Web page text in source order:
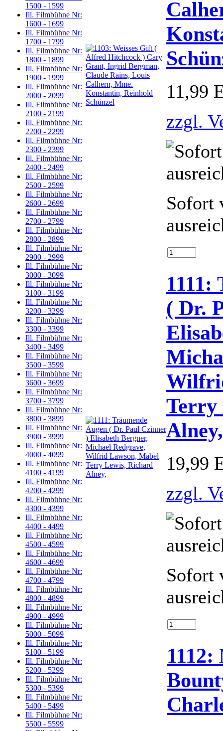
1500 - 1599
Ill. Filmbühne Nr:
1600 - 1699
Ill. Filmbühne Nr:
1700 - 1799
Ill. Filmbühne Nr:
1800 - 1899
Ill. Filmbühne Nr:
1900 - 1999
Ill. Filmbühne Nr:
2000 - 2099
Ill. Filmbühne Nr:
2100 - 2199
Ill. Filmbühne Nr:
2200 - 2299
Ill. Filmbühne Nr:
2300 - 2399
Ill. Filmbühne Nr:
2400 - 2499
Ill. Filmbühne Nr:
2500 - 2599
Ill. Filmbühne Nr:
2600 - 2699
Ill. Filmbühne Nr:
2700 - 2799
Ill. Filmbühne Nr:
2800 - 2899
Ill. Filmbühne Nr:
2900 - 2999
Ill. Filmbühne Nr:
3000 - 3099
Ill. Filmbühne Nr:
3100 - 3199
Ill. Filmbühne Nr:
3200 - 3299
Ill. Filmbühne Nr:
3300 - 3399
Ill. Filmbühne Nr:
3400 - 3499
Ill. Filmbühne Nr:
3500 - 3599
Ill. Filmbühne Nr:
3600 - 3699
Ill. Filmbühne Nr:
3700 - 3799
Ill. Filmbühne Nr:
3800 - 3899
Ill. Filmbühne Nr:
3900 - 3999
Ill. Filmbühne Nr:
4000 - 4099
Ill. Filmbühne Nr:
4100 - 4199
Ill. Filmbühne Nr:
4200 - 4299
Ill. Filmbühne Nr:
4300 - 4399
Ill. Filmbühne Nr:
4400 - 4499
Ill. Filmbühne Nr:
4500 - 4599
Ill. Filmbühne Nr:
4600 - 4699
Ill. Filmbühne Nr:
4700 - 4799
Ill. Filmbühne Nr:
4800 - 4899
Ill. Filmbühne Nr:
4900 - 4999
Ill. Filmbühne Nr:
5000 - 5099
Ill. Filmbühne Nr:
5100 - 5199
Ill. Filmbühne Nr:
5200 - 5299
Ill. Filmbühne Nr:
5300 - 5399
Ill. Filmbühne Nr:
5400 - 5499
Ill. Filmbühne Nr:
5500 - 5599
11,99
zzgl.
Sofort
1111:
( Dr.
Terry
Alney,
19,99
zzgl.
Sofort